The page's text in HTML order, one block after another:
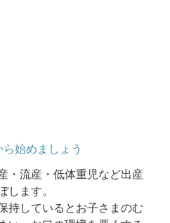
始めましょう
・流産・低体重児など出産
します。
持しているとお子さまのむ